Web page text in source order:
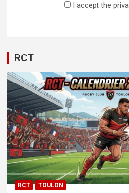
I accept the
RCT
RCT TOULON